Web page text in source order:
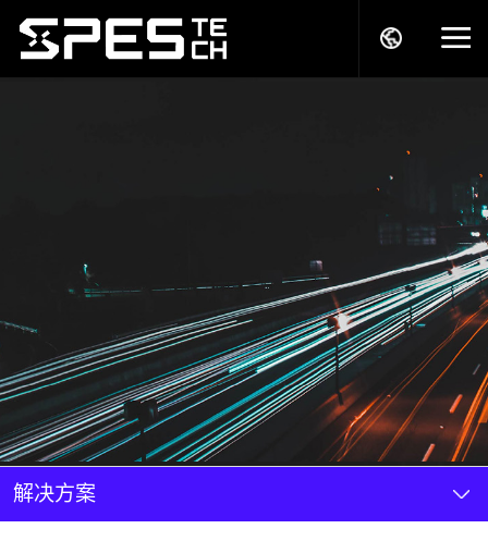
解决方案
服务支持
商务模式
新闻资讯
解决方案